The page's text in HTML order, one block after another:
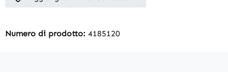
Numero di prodotto: 4185120